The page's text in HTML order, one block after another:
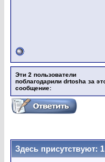
Эти 2 пользователи
поблагодарили drtosha за
сообщение:
Здесь присутствуют: 1